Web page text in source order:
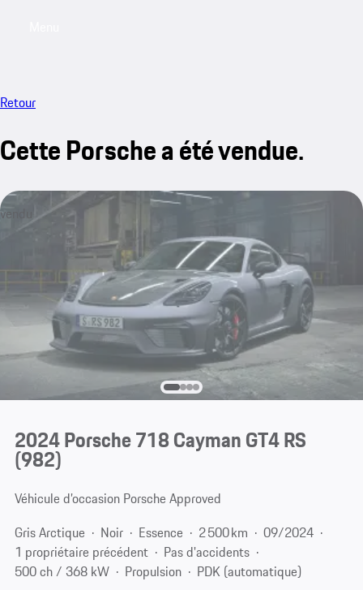
Retour
Cette Porsche a été vendue.
vendu
2024 Porsche 718 Cayman GT4 RS
(982)
Véhicule d’occasion Porsche Approved
Gris Arctique
Noir Essence 2 500 km
09/2024
1 propriétaire précédent
Pas d'accidents
500 ch / 368 kW
Propulsion
PDK (automatique)